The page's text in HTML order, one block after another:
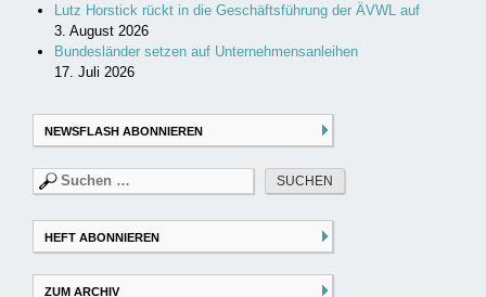
Lutz Horstick rückt in die Geschäftsführung der ÄVWL auf
3. August 2026
Bundesländer setzen auf Unternehmensanleihen
17. Juli 2026
NEWSFLASH ABONNIEREN
Suchen
nach:
HEFT ABONNIEREN
ZUM ARCHIV